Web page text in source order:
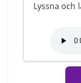
Lyssna och